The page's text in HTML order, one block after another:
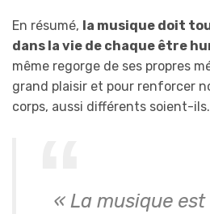
En résumé, la musique doit
dans la vie de chaque être
même regorge de ses propres
grand plaisir et pour renforcer
corps, aussi différents soient-ils.
« La musique